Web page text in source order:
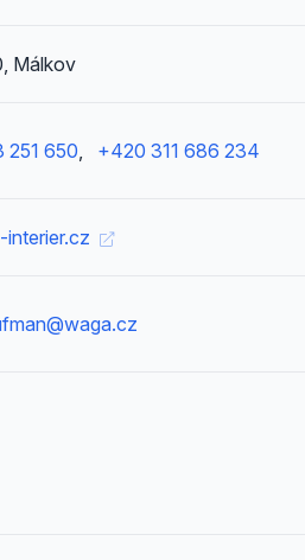
Málkov
251 650, +420 311 686 234